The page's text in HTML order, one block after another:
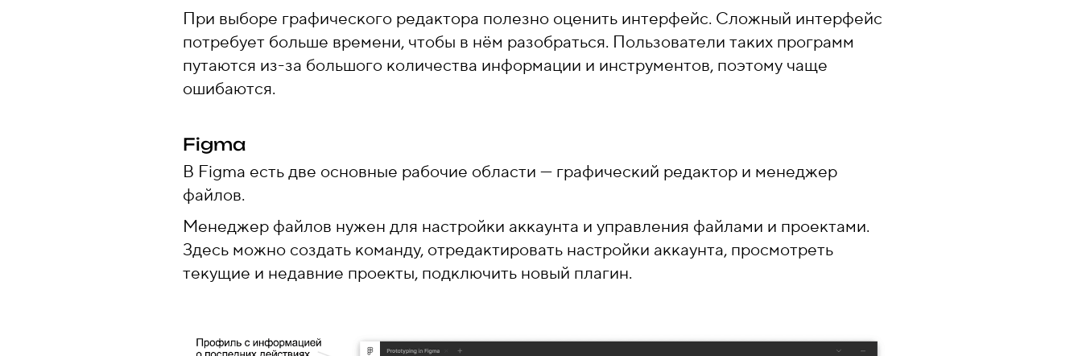
При выборе графического редактора полезно оценить интерфейс. Сложный интерфейс
потребует больше времени, чтобы в нём разобраться. Пользователи таких программ
путаются из-за большого количества информации и инструментов, поэтому чаще
ошибаются.
Figma
В Figma есть две основные рабочие области — графический редактор и менеджер
файлов.
Менеджер файлов нужен для настройки аккаунта и управления файлами и проектами.
Здесь можно создать команду, отредактировать настройки аккаунта, просмотреть
текущие и недавние проекты, подключить новый плагин.